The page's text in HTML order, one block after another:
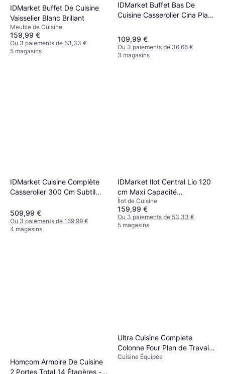
IDMarket Buffet De Cuisine
Vaisselier Blanc Brillant
Meuble de Cuisine
159,99 €
Ou 3 paiements de 53,33 €
5 magasins
IDMarket Buffet Bas De
Cuisine Casserolier Cina Plan
109,99 €
Ou 3 paiements de 36,66 €
3 magasins
IDMarket Cuisine Complète
Casserolier 300 Cm Subtil
509,99 €
Ou 3 paiements de 169,99 €
4 magasins
IDMarket Ilot Central Lio 120
cm Maxi Capacité
Rangement Bois Noir
Îlot de Cuisine
159,99 €
Ou 3 paiements de 53,33 €
5 magasins
Homcom Armoire De Cuisine
2 Portes Total 14 Étagères -
Ultra Cuisine Complete
Colonne Four Plan de Travail
- Gris Mat
Cuisine Équipée